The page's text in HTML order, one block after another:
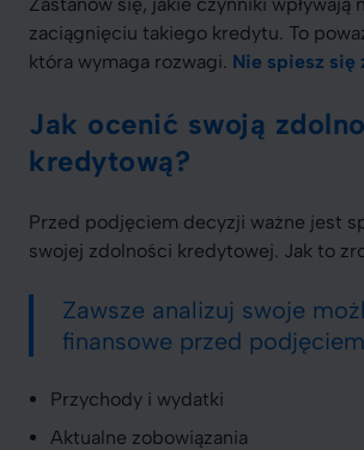
zaciągnięciu takiego kredytu. To
która wymaga rozwagi. Nie spiesz się
Jak ocenić swoją
kredytową?
Przed podjęciem decyzji ważne jest
swojej zdolności kredytowej. Jak to
Zawsze analizuj swoje
finansowe przed
Przychody i wydatki
Aktualne zobowiązania